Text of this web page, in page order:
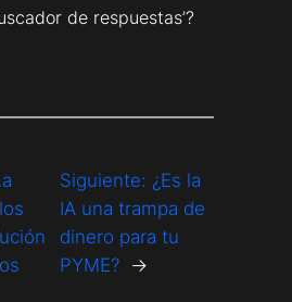
de respuestas’?
Siguiente: ¿Es la
IA una trampa de
dinero para tu
PYME? →